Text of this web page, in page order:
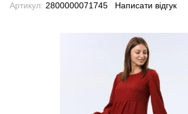
Артикул: 2800000071745 Написати відгук